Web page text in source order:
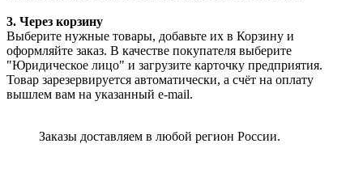
3. Через корзину
Выберите нужные товары, добавьте их в Корзину и
оформляйте заказ. В качестве покупателя выберите
"Юридическое лицо" и загрузите карточку предприятия.
Товар зарезервируется автоматически, а счёт на оплату
вышлем вам на указанный e-mail.
Заказы доставляем в любой регион России.